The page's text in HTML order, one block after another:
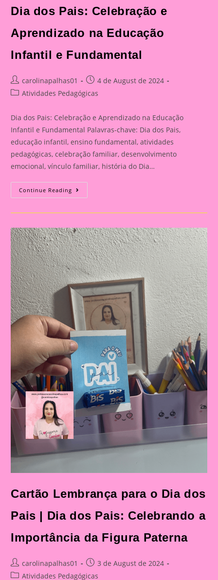
Dia dos Pais: Celebração e
Aprendizado na Educação
Infantil e Fundamental
Post
author:
carolinapalhas01
Post
published:
4 de August de 2024
PostAtividades Pedagógicas
Dia dos Pais: Celebração e Aprendizado na Educação
Infantil e Fundamental Palavras-chave: Dia dos Pais,
educação infantil, ensino fundamental, atividades
pedagógicas, celebração familiar, desenvolvimento
emocional, vínculo familiar, história do Dia…
Continue Reading Atividade
Para
Dia
Dia
Dos
Pais:
Celebração
E
Aprendizado
Na
Educação
Infantil
E
Fundamental
Cartão Lembrança para o Dia dos
Pais | Dia dos Pais: Celebrando a
Importância da Figura Paterna
Post
author:
carolinapalhas01
Post
published:
3 de August de 2024
PostAtividades Pedagógicas